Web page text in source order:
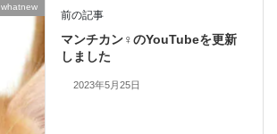
whatnew
前の記事
マンチカン♀のYouTubeを更新
しました
2023年5月25日